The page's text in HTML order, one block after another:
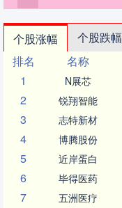
个股涨幅 个股跌幅
排名
名称
1
N展芯
2 锐翔智能
3 志特新材
4 博腾股份
5 近岸蛋白
6 毕得医药
7 五洲医疗